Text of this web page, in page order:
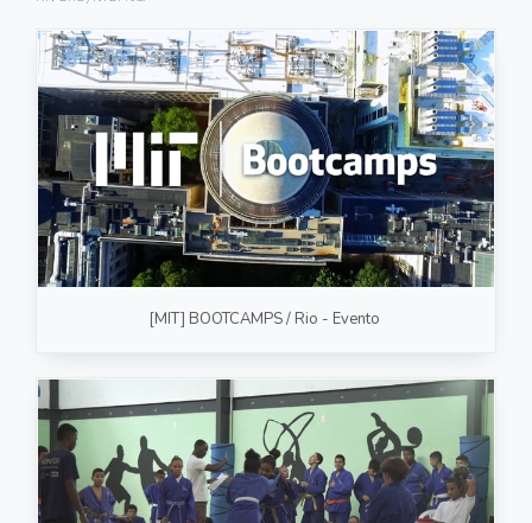
FOTOGRAFIA
PRODUTO/SERVIÇO
GASTRONOMIA
CORPORATIVO
ESTÚDIO
FOTO/VÍDEO
RECEITA / AULA
PRODUTO/SERVIÇO
INSTITUCIONAL
[MIT] BOOTCAMPS / Rio - Evento